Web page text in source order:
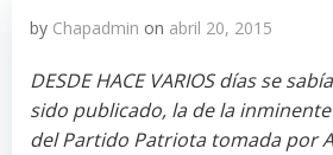
by Chapadmin on abril 20, 2015
DESDE HACE VARIOS días se
sido publicado, la de la
del Partido Patriota tomada por